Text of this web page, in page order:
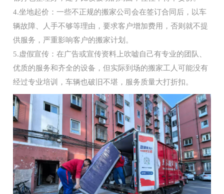
4.坐地起价：一些不正规的搬家公司会在签订合同后，以车
辆故障、人手不够等理由，要求客户增加费用，否则就不提
供服务，严重影响客户的搬家计划。
5.虚假宣传：在广告或宣传资料上吹嘘自己有专业的团队、
优质的服务和齐全的设备，但实际到场的搬家工人可能没有
经过专业培训，车辆也破旧不堪，服务质量大打折扣。